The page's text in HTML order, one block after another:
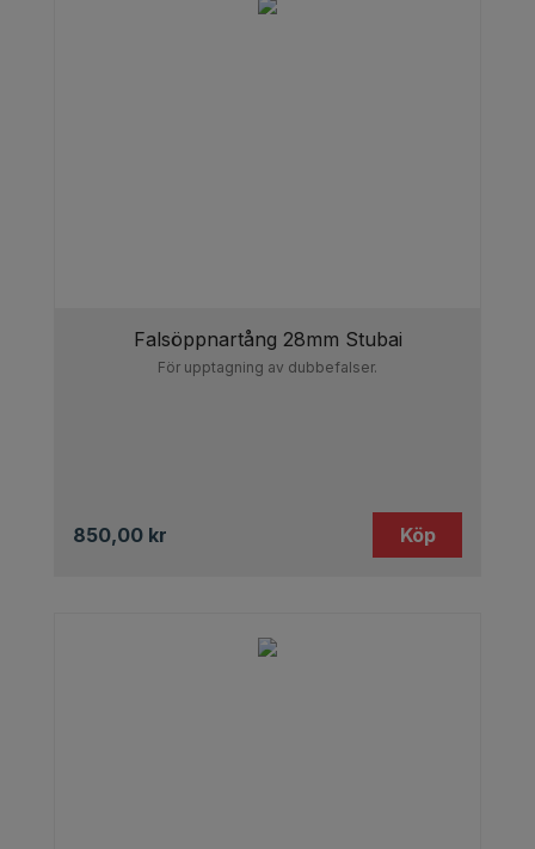
Falsöppnartång 28mm Stubai
För upptagning av dubbefalser.
850,00 kr Köp